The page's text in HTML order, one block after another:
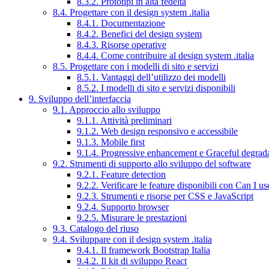
8.4. Progettare con il design system .italia
8.4.1. Documentazione
8.4.2. Benefici del design system
8.4.3. Risorse operative
8.4.4. Come contribuire al design system .italia
8.5. Progettare con i modelli di sito e servizi
8.5.1. Vantaggi dell’utilizzo dei modelli
8.5.2. I modelli di sito e servizi disponibili
9. Sviluppo dell’interfaccia
9.1. Approccio allo sviluppo
9.1.1. Attività preliminari
9.1.2. Web design responsivo e accessibile
9.1.3. Mobile first
9.1.4. Progressive enhancement e Graceful
9.2. Strumenti di supporto allo sviluppo del software
9.2.1. Feature detection
9.2.2. Verificare le feature disponibili con Can I
9.2.3. Strumenti e risorse per CSS e JavaScript
9.2.4. Supporto browser
9.2.5. Misurare le prestazioni
9.3. Catalogo del riuso
9.4. Sviluppare con il design system .italia
9.4.1. Il framework Bootstrap Italia
9.4.2. Il kit di sviluppo React